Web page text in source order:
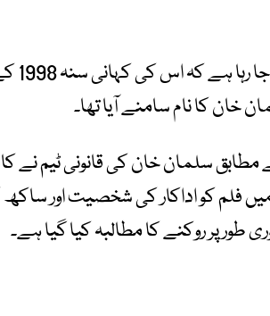
کا نام سامنے آیا تھا۔
مطابق سلمان خان کی قانونی ٹیم
فلم کو اداکار کی شخصیت اور
طور پر روکنے کا مطالبہ کیا گیا ہے۔